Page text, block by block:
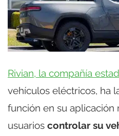
Rivian, la compañía
vehículos eléctricos, ha
función en su
usuarios controlar su